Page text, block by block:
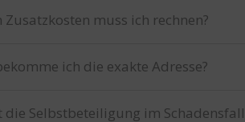
Zusatzkosten muss ich rechnen?
ich die exakte Adresse?
die Selbstbeteiligung im